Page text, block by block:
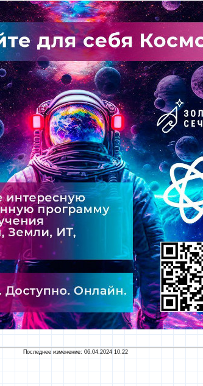
Последнее изменение: 06.04.2024 10:22